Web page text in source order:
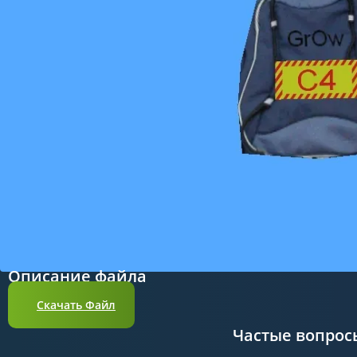
Описание файла
Скачать Файл
Частые